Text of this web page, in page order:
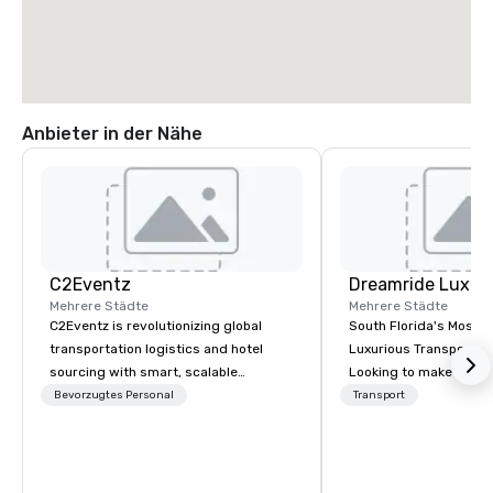
Anbieter in der Nähe
C2Eventz
Mehrere Städte
C2Eventz is revolutionizing global
transportation logistics and hotel
sourcing with smart, scalable
technology. Since 2003, we’ve helped
Bevorzugtes Personal
Mehrere Städte
South Florida's Most
Luxurious
Looking to make your
to remember? With
Transport